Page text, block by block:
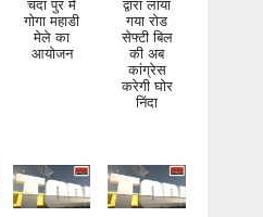
चंदा पुर मे
गोगा महाडी
मेले का
आयोजन
द्वारा लाया
गया रोड
सेफ्टी बिल
की अब
कांग्रेस
करेगी घोर
निंदा